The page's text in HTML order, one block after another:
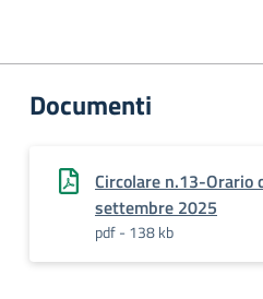
Documenti
Circolare n.13-Orario
settembre 2025
pdf - 138 kb